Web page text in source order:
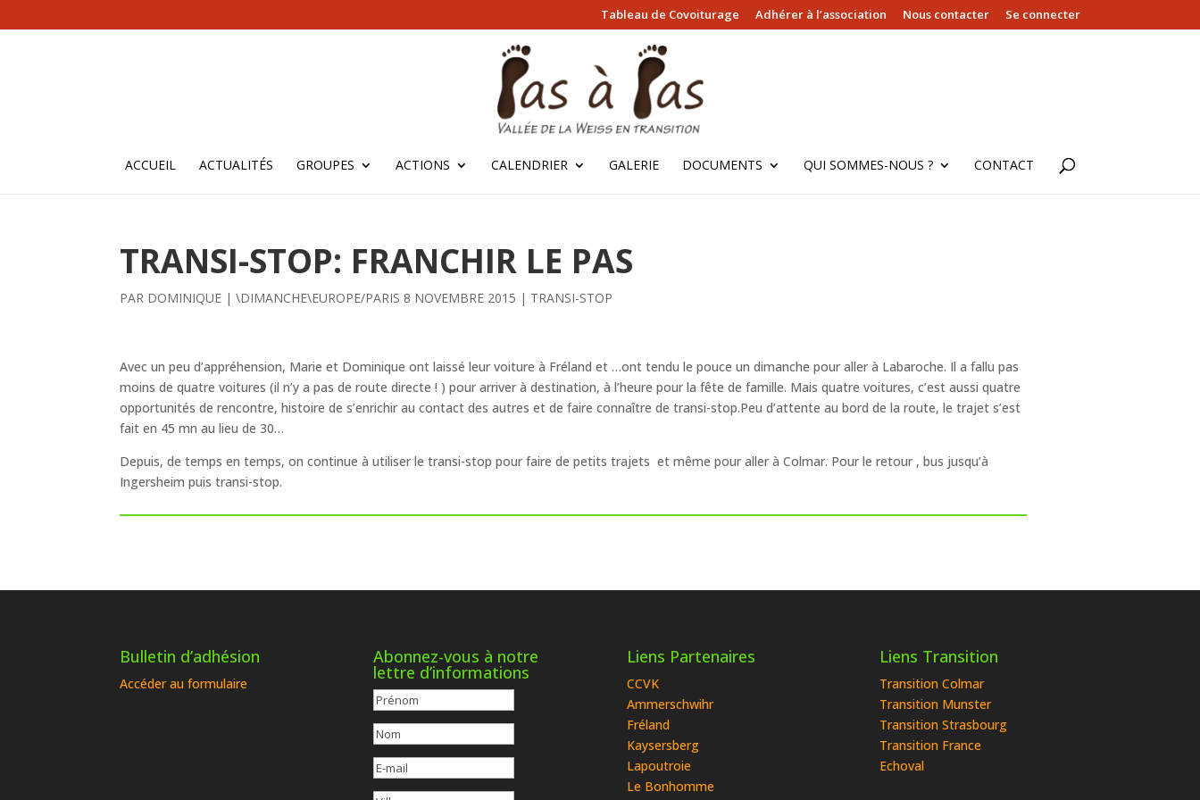
Tableau de Covoiturage Adhérer à l’association Nous contacter Se connecter
ACCUEIL ACTUALITÉS GROUPES ACTIONS CALENDRIER GALERIE DOCUMENTS QUI SOMMES-NOUS ? CONTACT
TRANSI-STOP: FRANCHIR LE PAS
PAR DOMINIQUE |\DIMANCHE\EUROPE/PARIS 8 NOVEMBRE 2015 | TRANSI-STOP
Avec un peu d’appréhension, Marie et Dominique ont laissé leur voiture à Fréland et …ont tendu le pouce un dimanche pour aller à Labaroche. Il a fallu pas
moins de quatre voitures (il n’y a pas de route directe ! ) pour arriver à destination, à l’heure pour la fête de famille. Mais quatre voitures, c’est aussi quatre
opportunités de rencontre, histoire de s’enrichir au contact des autres et de faire connaître de transi-stop.Peu d’attente au bord de la route, le trajet s’est
fait en 45 mn au lieu de 30…
Depuis, de temps en temps, on continue à utiliser le transi-stop pour faire de petits trajets et même pour aller à Colmar. Pour le retour , bus jusqu’à
Ingersheim puis transi-stop.
Bulletin d’adhésion
Accéder au formulaire
Abonnez-vous à notre
lettre d’informations
Liens Partenaires
CCVK
Ammerschwihr
Fréland
Kaysersberg
Lapoutroie
Le Bonhomme
Liens Transition
Transition Colmar
Transition Munster
Transition Strasbourg
Transition France
Echoval